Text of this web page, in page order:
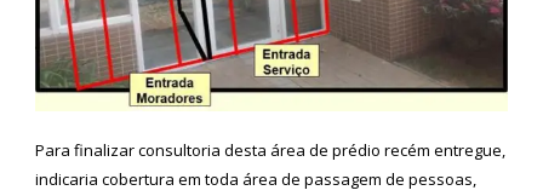
Para finalizar consultoria desta área de prédio recém entregue,
indicaria cobertura em toda área de passagem de pessoas,